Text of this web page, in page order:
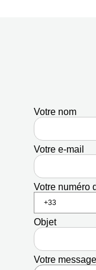
Votre nom
Votre e-mail
Votre numéro
Objet
Votre